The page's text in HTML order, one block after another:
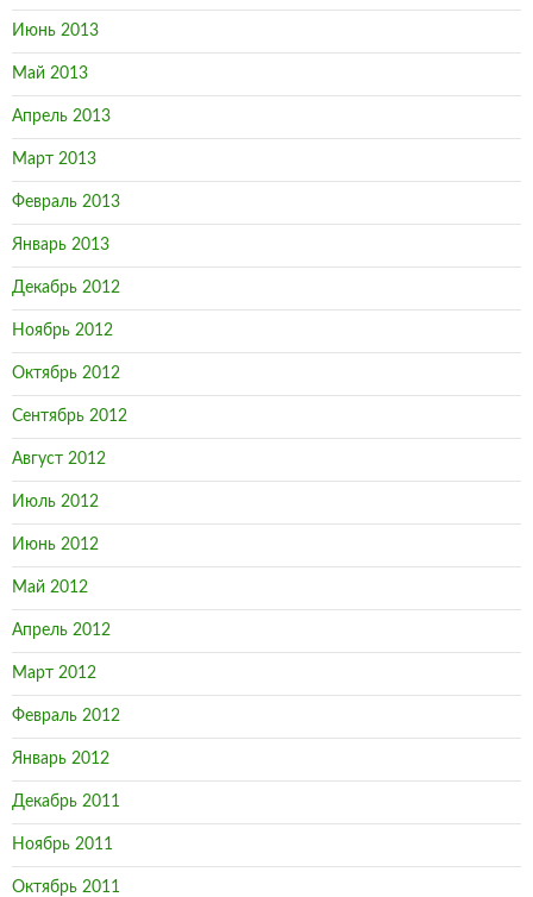
Июнь 2013
Май 2013
Апрель 2013
Март 2013
Февраль 2013
Январь 2013
Декабрь 2012
Ноябрь 2012
Октябрь 2012
Сентябрь 2012
Август 2012
Июль 2012
Июнь 2012
Май 2012
Апрель 2012
Март 2012
Февраль 2012
Январь 2012
Декабрь 2011
Ноябрь 2011
Октябрь 2011